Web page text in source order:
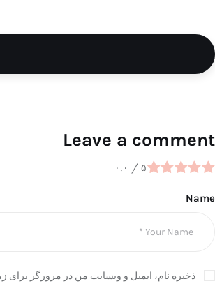
Leave a comment
۰.۰ / ۵
Name
ذخیره نام، ایمیل و وبسایت من در مرورگر برای